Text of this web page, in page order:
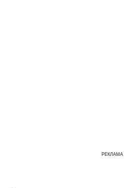
РЕКЛАМА